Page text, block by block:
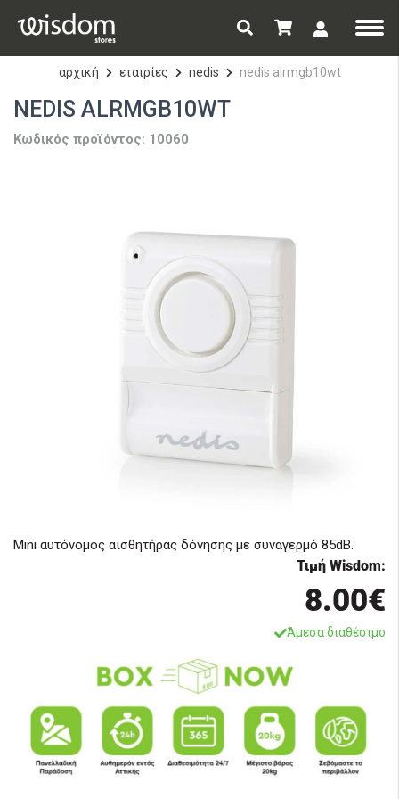
αρχική εταιρίες nedis nedis alrmgb10wt
NEDIS ALRMGB10WT
Κωδικός προϊόντος: 10060
Μini αυτόνομος αισθητήρας δόνησης με συναγερμό 85dB.
Τιμή Wisdom:
8.00€
Άμεσα διαθέσιμο